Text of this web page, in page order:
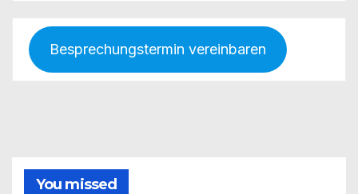
Besprechungstermin vereinbaren
You missed